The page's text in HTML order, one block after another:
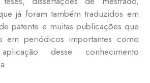
já foram também traduzidos em
patente e muitas publicações que
em periódicos importantes como
desse conhecimento